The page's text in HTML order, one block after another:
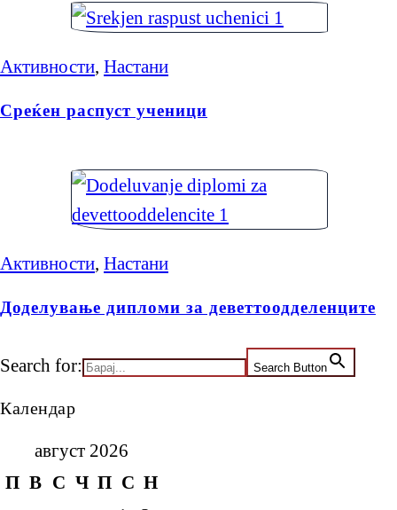
Активности, Настани
Среќен распуст ученици
Активности, Настани
Доделување дипломи за деветтоодделенците
Search for: Search Button
Календар
август 2026
П В С Ч П С Н